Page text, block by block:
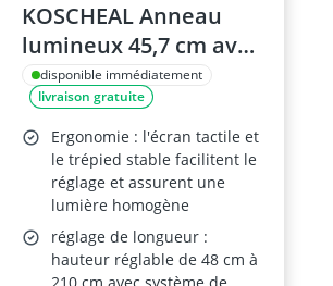
KOSCHEAL Anneau
lumineux 45,7 cm avec
support, 3000–6500 K,
micro et support de
carte son, pour
photographie et vidéo
disponible immédiatement
livraison gratuite
Ergonomie : l'écran tactile et
le trépied stable facilitent le
réglage et assurent une
lumière homogène
réglage de longueur :
hauteur réglable de 48 cm à